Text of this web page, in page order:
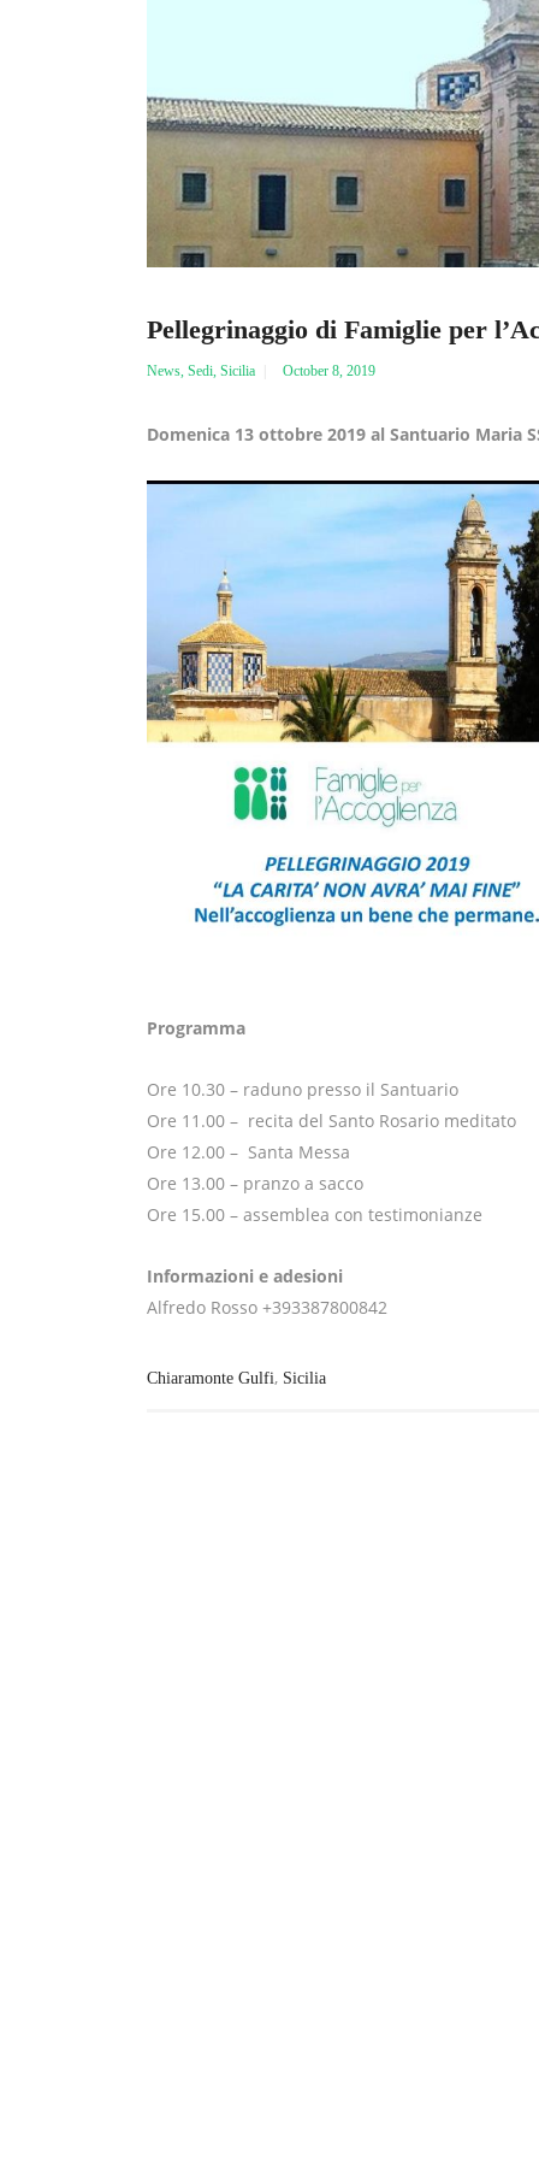
Pellegrinaggio di Famiglie per
News, Sedi, Sicilia October 8, 2019
Domenica 13 ottobre 2019 al Santuario Maria
Programma
Ore 10.30 – raduno presso il Santuario
Ore 11.00 – recita del Santo Rosario meditato
Ore 12.00 – Santa Messa
Ore 13.00 – pranzo a sacco
Ore 15.00 – assemblea con testimonianze
Informazioni e adesioni
Alfredo Rosso +393387800842
Chiaramonte Gulfi, Sicilia